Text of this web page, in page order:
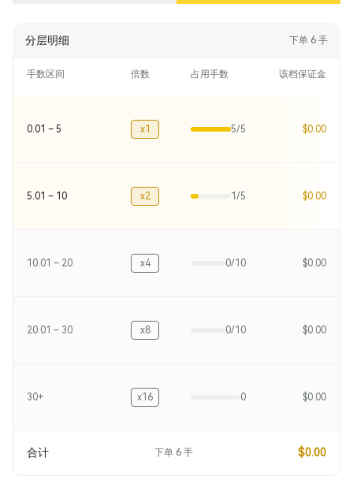
分层明细 下单 6 手
手数区间 倍数 占用手数 该档保证金
0.01 – 5 x1 5/5 $0.00
5.01 – 10 x2 1/5 $0.00
10.01 – 20 x4 0/10 $0.00
20.01 – 30 x8 0/10 $0.00
30+ x16 0 $0.00
合计 下单 6 手 $0.00